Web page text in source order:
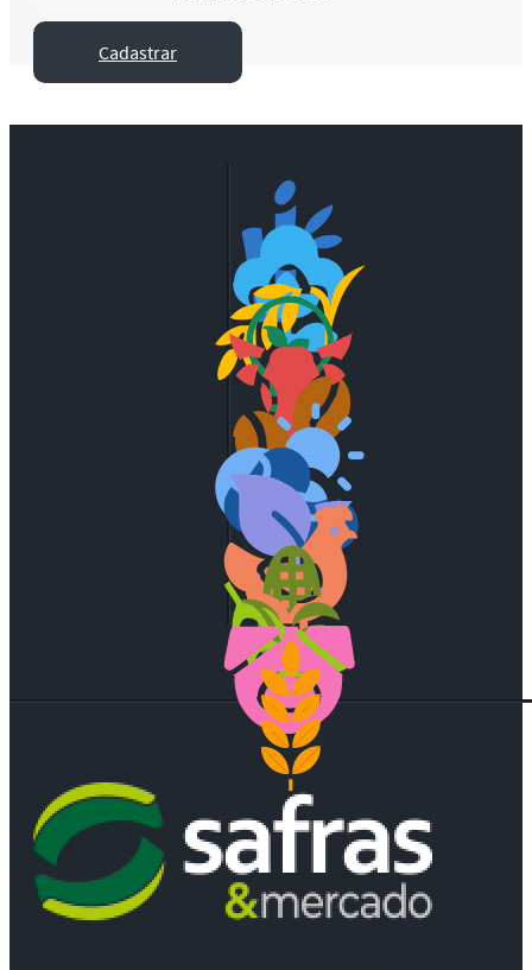
Cadastrar